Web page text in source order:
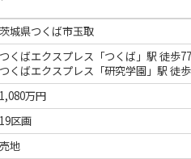
茨城県つくば市玉取
つくばエクスプレス「つくば」駅 徒歩
つくばエクスプレス「研究学園」駅 徒
1,080万円
19区画
売地